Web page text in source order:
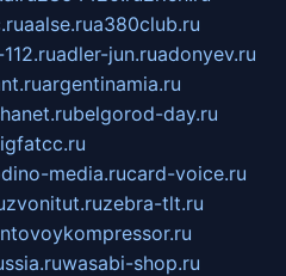
aalse.rua380club.ru
adler-jun.ruadonyev.ru
argentinamia.ru
belgorod-day.ru
media.rucard-voice.ru
zvonitut.ruzebra-tlt.ru
wasabi-shop.ru